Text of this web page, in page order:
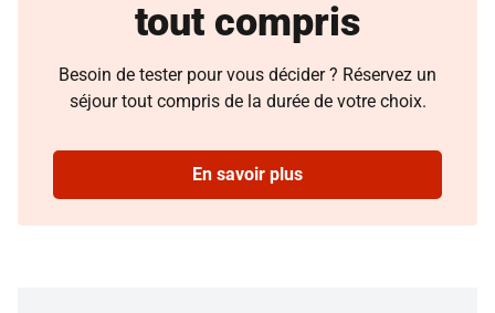
tout compris
Besoin de tester pour vous décider ? Réservez un
séjour tout compris de la durée de votre choix.
En savoir plus